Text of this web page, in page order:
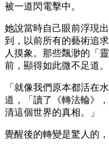
被一道閃電擊中。
她說當時自己眼前浮現
到，以前所有的藝術追
人摸象。那些飄渺的「
前，顯得如此微不足道。
「就像我們原本都活在
道，「讀了《轉法輪》
清這個世界的真相。」
覺醒後的轉變是驚人的